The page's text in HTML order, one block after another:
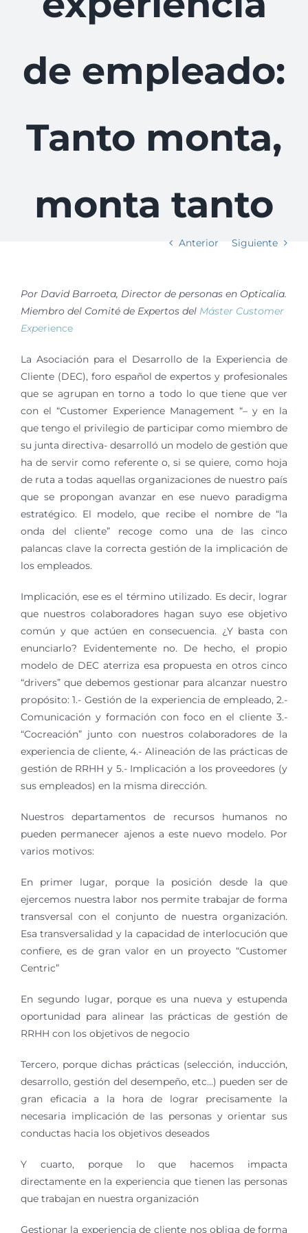
de empleado:
Tanto monta,
monta tanto
Anterior Siguiente
Por David Barroeta, Director de personas en Opticalia.
Miembro del Comité de Expertos del Máster Customer
Experience
La Asociación para el Desarrollo de la Experiencia de
Cliente (DEC), foro español de expertos y profesionales
que se agrupan en torno a todo lo que tiene que ver
con el “Customer Experience Management “– y en la
que tengo el privilegio de participar como miembro de
su junta directiva- desarrolló un modelo de gestión que
ha de servir como referente o, si se quiere, como hoja
de ruta a todas aquellas organizaciones de nuestro país
que se propongan avanzar en ese nuevo paradigma
estratégico. El modelo, que recibe el nombre de “la
onda del cliente” recoge como una de las cinco
palancas clave la correcta gestión de la implicación de
los empleados.
Implicación, ese es el término utilizado. Es decir, lograr
que nuestros colaboradores hagan suyo ese objetivo
común y que actúen en consecuencia. ¿Y basta con
enunciarlo? Evidentemente no. De hecho, el propio
modelo de DEC aterriza esa propuesta en otros cinco
“drivers” que debemos gestionar para alcanzar nuestro
propósito: 1.- Gestión de la experiencia de empleado, 2.-
Comunicación y formación con foco en el cliente 3.-
“Cocreación” junto con nuestros colaboradores de la
experiencia de cliente, 4.- Alineación de las prácticas de
gestión de RRHH y 5.- Implicación a los proveedores (y
sus empleados) en la misma dirección.
Nuestros departamentos de recursos humanos no
pueden permanecer ajenos a este nuevo modelo. Por
varios motivos:
En primer lugar, porque la posición desde la que
ejercemos nuestra labor nos permite trabajar de forma
transversal con el conjunto de nuestra organización.
Esa transversalidad y la capacidad de interlocución que
confiere, es de gran valor en un proyecto “Customer
Centric”
En segundo lugar, porque es una nueva y estupenda
oportunidad para alinear las prácticas de gestión de
RRHH con los objetivos de negocio
Tercero, porque dichas prácticas (selección, inducción,
desarrollo, gestión del desempeño, etc…) pueden ser de
gran eficacia a la hora de lograr precisamente la
necesaria implicación de las personas y orientar sus
conductas hacia los objetivos deseados
Y cuarto, porque lo que hacemos impacta
directamente en la experiencia que tienen las personas
que trabajan en nuestra organización
Gestionar la experiencia de cliente nos obliga de forma